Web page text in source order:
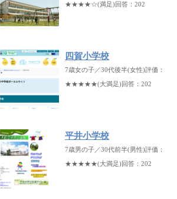
★★★★☆(満足)回答：202
四賀小学校
7歳女の子／30代後半(女性)評価：
★★★★★(大満足)回答：202
平井小学校
7歳男の子／30代前半(男性)評価：
★★★★★(大満足)回答：202